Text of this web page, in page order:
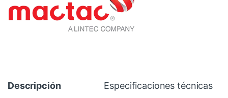
Descripción Especificaciones técnicas